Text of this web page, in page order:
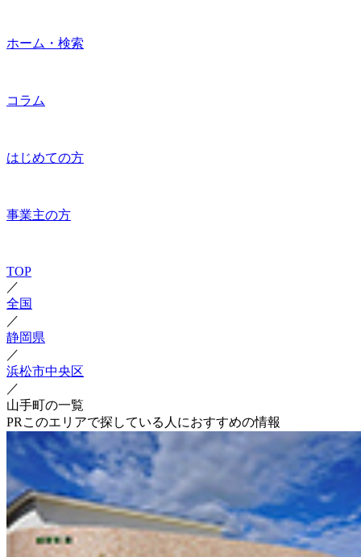
ホーム・検索
コラム
はじめての方
事業主の方
TOP
／
全国
／
静岡県
／
浜松市中央区
／
山手町の一覧
PR このエリアで探している人におすすめの情報